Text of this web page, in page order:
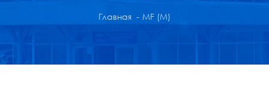
Главная MF (M)